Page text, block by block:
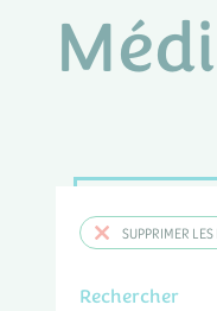
SUPPRIMER LES
Rechercher